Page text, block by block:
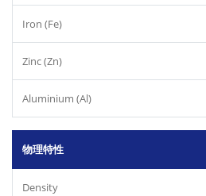
Iron (Fe)
Zinc (Zn)
Aluminium (Al)
物理特性
Density